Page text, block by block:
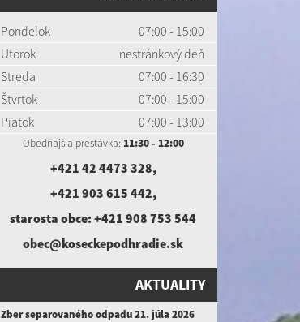
Pondelok
07:00 - 15:00
Utorok
nestránkový deň
Streda
07:00 - 16:30
Štvrtok
07:00 - 15:00
Piatok
07:00 - 13:00
Obedňajšia prestávka: 11:30 - 12:00
+421 42 4473 328,
+421 903 615 442,
starosta obce:+421 908 753 544
obec@koseckepodhradie.sk
AKTUALITY
Zber separovaného odpadu 21. júla 2026